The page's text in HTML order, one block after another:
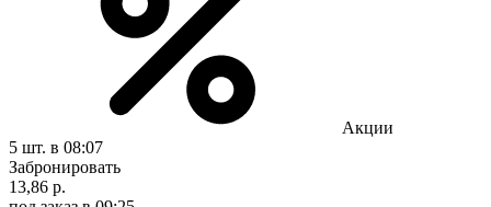
Акции
5 шт. в 08:07
Забронировать
13,86 р.